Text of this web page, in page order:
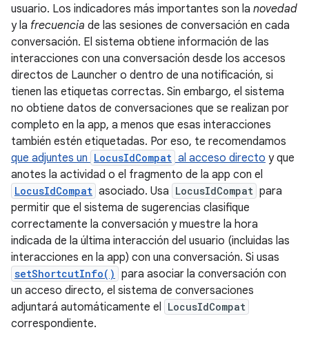
usuario. Los indicadores más importantes son la novedad
y la frecuencia de las sesiones de conversación en cada
conversación. El sistema obtiene información de las
interacciones con una conversación desde los accesos
directos de Launcher o dentro de una notificación, si
tienen las etiquetas correctas. Sin embargo, el sistema
no obtiene datos de conversaciones que se realizan por
completo en la app, a menos que esas interacciones
también estén etiquetadas. Por eso, te recomendamos
que adjuntes un LocusIdCompat al acceso directo y que
anotes la actividad o el fragmento de la app con el
LocusIdCompat asociado. Usa LocusIdCompat para
permitir que el sistema de sugerencias clasifique
correctamente la conversación y muestre la hora
indicada de la última interacción del usuario (incluidas las
interacciones en la app) con una conversación. Si usas
setShortcutInfo() para asociar la conversación con
un acceso directo, el sistema de conversaciones
adjuntará automáticamente el
LocusIdCompat
correspondiente.